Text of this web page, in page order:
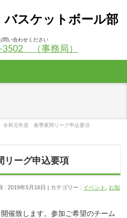
スケットボール部
問い合わせください
3502 （事務局）
令和元年度 春季夜間リーグ申込要項
ーグ申込要項
: 2019年5月16日 カテゴリー : イベント
お知
催致します。参加ご希望のチーム